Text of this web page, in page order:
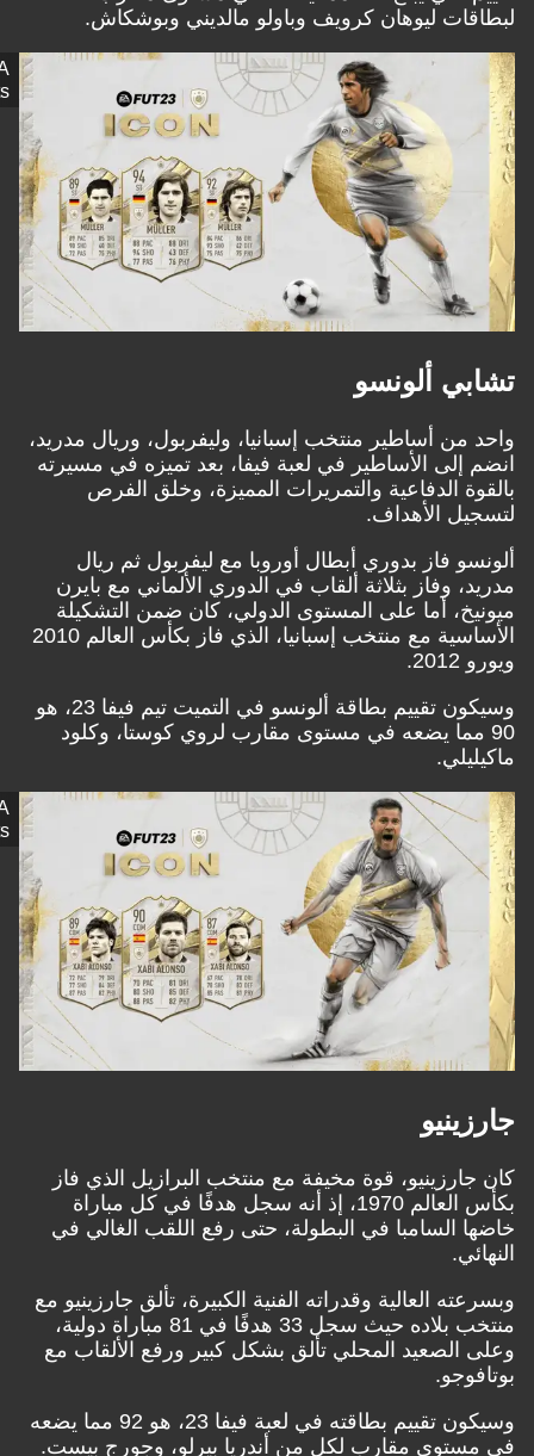
ليوهان كرويف وباولو مالديني وبوشكاش.
Sports
ألونسو
من أساطير منتخب إسبانيا، وليفربول، وريال مدريد،
إلى الأساطير في لعبة فيفا، بعد تميزه في مسيرته
الدفاعية والتمريرات المميزة، وخلق الفرص
الأهداف.
فاز بدوري أبطال أوروبا مع ليفربول ثم ريال
وفاز بثلاثة ألقاب في الدوري الألماني مع بايرن
أما على المستوى الدولي، كان ضمن التشكيلة
الأساسية مع منتخب إسبانيا، الذي فاز بكأس العالم 2010
وسيكون تقييم بطاقة ألونسو في التميت تيم فيفا 23، هو
مما يضعه في مستوى مقارب لروي كوستا، وكلود
Sports
قوة مخيفة مع منتخب البرازيل الذي فاز
بكأس العالم 1970، إذ أنه سجل هدفًا في كل مباراة
السامبا في البطولة، حتى رفع اللقب الغالي في
العالية وقدراته الفنية الكبيرة، تألق جارزينيو مع
منتخب بلاده حيث سجل 33 هدفًا في 81 مباراة دولية،
الصعيد المحلي تألق بشكل كبير ورفع الألقاب مع
وسيكون تقييم بطاقته في لعبة فيفا 23، هو 92 مما يضعه
مقارب لكل من أندريا بيرلو، وجورج بيست.